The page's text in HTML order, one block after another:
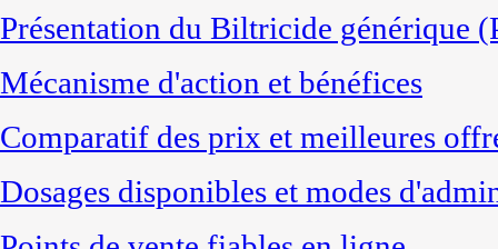
Présentation du Biltricide générique
Mécanisme d'action et bénéfices
Comparatif des prix et meilleures
Dosages disponibles et modes